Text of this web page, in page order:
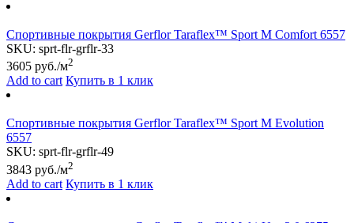
Спортивные покрытия Gerflor Taraflex™ Sport M Comfort 6557
SKU: sprt-flr-grflr-33
3605 руб./м2
Add to cart Купить в 1 клик
Спортивные покрытия Gerflor Taraflex™ Sport M Evolution
6557
SKU: sprt-flr-grflr-49
3843 руб./м2
Add to cart Купить в 1 клик